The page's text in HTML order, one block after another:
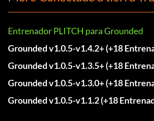
Entrenador PLITCH para Grounded
Grounded v1.0.5-v1.4.2+ (+18
Grounded v1.0.5-v1.3.5+ (+18
Grounded v1.0.5-v1.3.0+ (+18
Grounded v1.0.5-v1.1.2 (+18